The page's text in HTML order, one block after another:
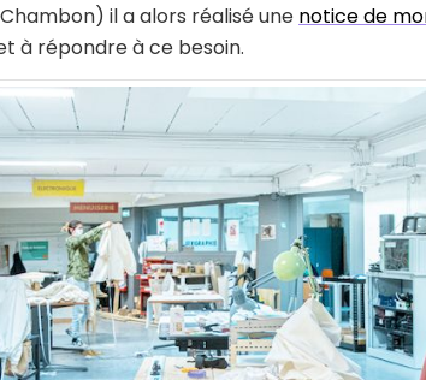
il a alors réalisé une notice de
à répondre à ce besoin.